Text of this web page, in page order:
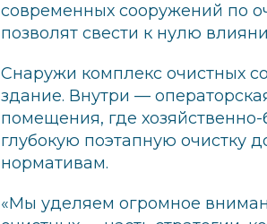
современных сооружений по
позволят свести к нулю
Снаружи комплекс очистных
здание. Внутри —
помещения, где
глубокую поэтапную очистку
нормативам.
«Мы уделяем огромное